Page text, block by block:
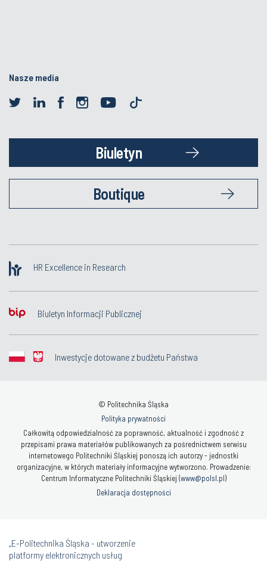
Nasze media
Biuletyn
Boutique
HR Excellence in Research
Biuletyn Informacji Publicznej
Inwestycje dotowane z budżetu Państwa
© Politechnika Śląska
Polityka prywatności
Całkowitą odpowiedzialność za poprawność, aktualność i zgodność z
przepisami prawa materiałów publikowanych za pośrednictwem serwisu
internetowego Politechniki Śląskiej ponoszą ich autorzy - jednostki
organizacyjne, w których materiały informacyjne wytworzono. Prowadzenie:
Centrum Informatyczne Politechniki Śląskiej (www@polsl.pl)
Deklaracja dostępności
„E-Politechnika Śląska - utworzenie
platformy elektronicznych usług